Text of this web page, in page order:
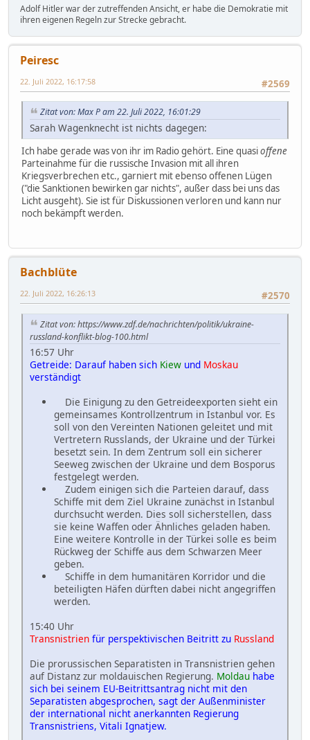
Adolf Hitler war der zutreffenden Ansicht, er habe die Demokratie mit
ihren eigenen Regeln zur Strecke gebracht.
Peiresc
#2569
22. Juli 2022, 16:17:58
Zitat von: Max P am 22. Juli 2022, 16:01:29
Sarah Wagenknecht ist nichts dagegen:
Ich habe gerade was von ihr im Radio gehört. Eine quasioffene
Parteinahme für die russische Invasion mit all ihren
Kriegsverbrechen etc., garniert mit ebenso offenen Lügen
("die Sanktionen bewirken gar nichts", außer dass bei uns das
Licht ausgeht). Sie ist für Diskussionen verloren und kann nur
noch bekämpft werden.
Bachblüte
#2570
22. Juli 2022, 16:26:13
Zitat von: https://www.zdf.de/nachrichten/politik/ukraine-
russland-konflikt-blog-100.html
16:57 Uhr
Getreide: Darauf haben sich Kiew und Moskau
verständigt
Die Einigung zu den Getreideexporten sieht ein
gemeinsames Kontrollzentrum in Istanbul vor. Es
soll von den Vereinten Nationen geleitet und mit
Vertretern Russlands, der Ukraine und der Türkei
besetzt sein. In dem Zentrum soll ein sicherer
Seeweg zwischen der Ukraine und dem Bosporus
festgelegt werden.
Zudem einigen sich die Parteien darauf, dass
Schiffe mit dem Ziel Ukraine zunächst in Istanbul
durchsucht werden. Dies soll sicherstellen, dass
sie keine Waffen oder Ähnliches geladen haben.
Eine weitere Kontrolle in der Türkei solle es beim
Rückweg der Schiffe aus dem Schwarzen Meer
geben.
Schiffe in dem humanitären Korridor und die
beteiligten Häfen dürften dabei nicht angegriffen
werden.
15:40 Uhr
Transnistrien für perspektivischen Beitritt zu Russland
Die prorussischen Separatisten in Transnistrien gehen
auf Distanz zur moldauischen Regierung. Moldau habe
sich bei seinem EU-Beitrittsantrag nicht mit den
Separatisten abgesprochen, sagt der Außenminister
der international nicht anerkannten Regierung
Transnistriens, Vitali Ignatjew.